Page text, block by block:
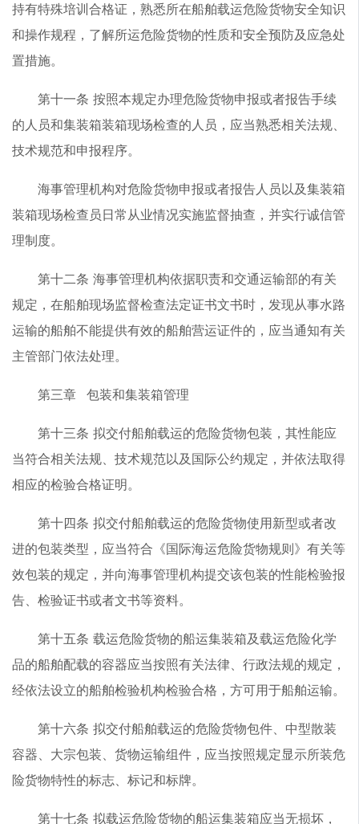
持有特殊培训合格证，熟悉所在船舶载运危险货物安全知识
和操作规程，了解所运危险货物的性质和安全预防及应急处
置措施。
第十一条 按照本规定办理危险货物申报或者报告手续
的人员和集装箱装箱现场检查的人员，应当熟悉相关法规、
技术规范和申报程序。
海事管理机构对危险货物申报或者报告人员以及集装箱
装箱现场检查员日常从业情况实施监督抽查，并实行诚信管
理制度。
第十二条 海事管理机构依据职责和交通运输部的有关
规定，在船舶现场监督检查法定证书文书时，发现从事水路
运输的船舶不能提供有效的船舶营运证件的，应当通知有关
主管部门依法处理。
第三章 包装和集装箱管理
第十三条 拟交付船舶载运的危险货物包装，其性能应
当符合相关法规、技术规范以及国际公约规定，并依法取得
相应的检验合格证明。
第十四条 拟交付船舶载运的危险货物使用新型或者改
进的包装类型，应当符合《国际海运危险货物规则》有关等
效包装的规定，并向海事管理机构提交该包装的性能检验报
告、检验证书或者文书等资料。
第十五条 载运危险货物的船运集装箱及载运危险化学
品的船舶配载的容器应当按照有关法律、行政法规的规定，
经依法设立的船舶检验机构检验合格，方可用于船舶运输。
第十六条 拟交付船舶载运的危险货物包件、中型散装
容器、大宗包装、货物运输组件，应当按照规定显示所装危
险货物特性的标志、标记和标牌。
第十七条 拟载运危险货物的船运集装箱应当无损坏，